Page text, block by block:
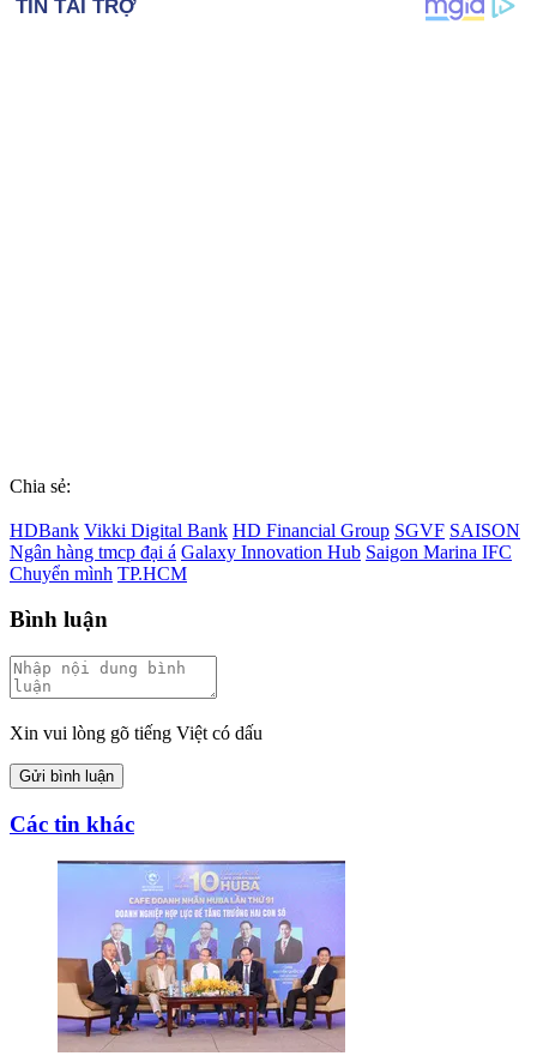
Chia sẻ:
HDBank Vikki Digital Bank HD Financial Group SGVF SAISON
Ngân hàng tmcp đại á Galaxy Innovation Hub Saigon Marina IFC
Chuyển mình TP.HCM
Bình luận
Xin vui lòng gõ tiếng Việt có dấu
Gửi bình luận
Các tin khác